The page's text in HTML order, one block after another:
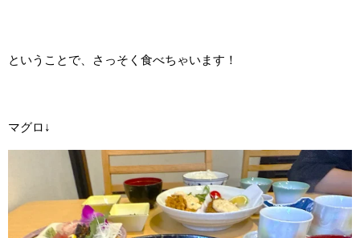
ということで、さっそく食べちゃいます！
マグロ↓